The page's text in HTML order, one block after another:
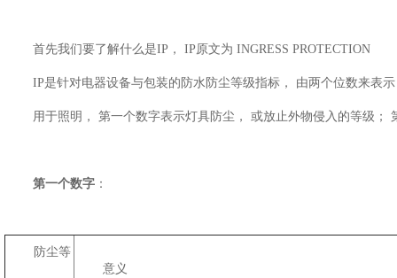
首先我们要了解什么是IP， IP原文为 INGRESS PROTECTION
IP是针对电器设备与包装的防水防尘等级指标， 由两个位数来表
用于照明， 第一个数字表示灯具防尘， 或放止外物侵入的等级
第一个数字 ：
防尘等
意义